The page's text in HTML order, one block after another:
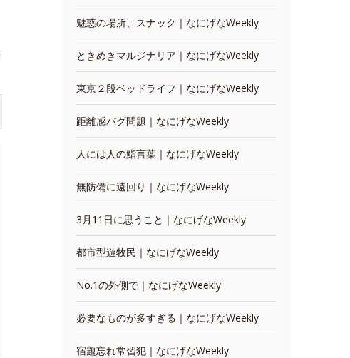
魅惑の場所、スナック｜なにげなWeekly
ときめきマルジナリア｜なにげなWeekly
東京２段ベッドライフ｜なにげなWeekly
距離感バグ問題｜なにげなWeekly
人には人の鮨言葉｜なにげなWeekly
無防備に遠回り｜なにげなWeekly
3月11日に思うこと｜なにげなWeekly
都市型遊牧民｜なにげなWeekly
No.1の外側で｜なにげなWeekly
必要なものが多すぎる｜なにげなWeekly
宿題忘れ常習犯｜なにげなWeekly